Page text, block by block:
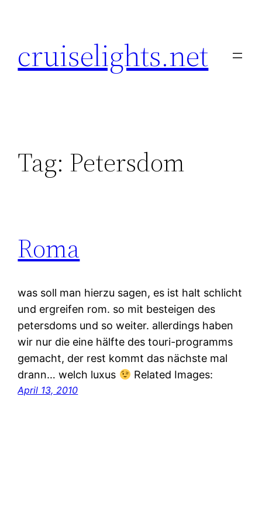
cruiselights.net
Tag: Petersdom
Roma
was soll man hierzu sagen, es ist halt schlicht
und ergreifen rom. so mit besteigen des
petersdoms und so weiter. allerdings haben
wir nur die eine hälfte des touri-programms
gemacht, der rest kommt das nächste mal
drann… welch luxus
Related Images:
April 13, 2010